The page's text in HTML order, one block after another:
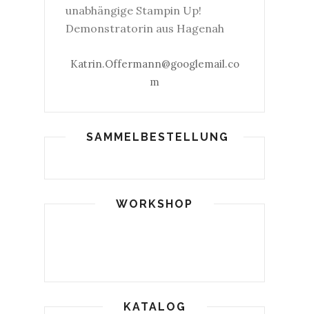
unabhängige Stampin Up!
Demonstratorin aus Hagenah
Katrin.Offermann@googlemail.co
m
SAMMELBESTELLUNG
WORKSHOP
KATALOG